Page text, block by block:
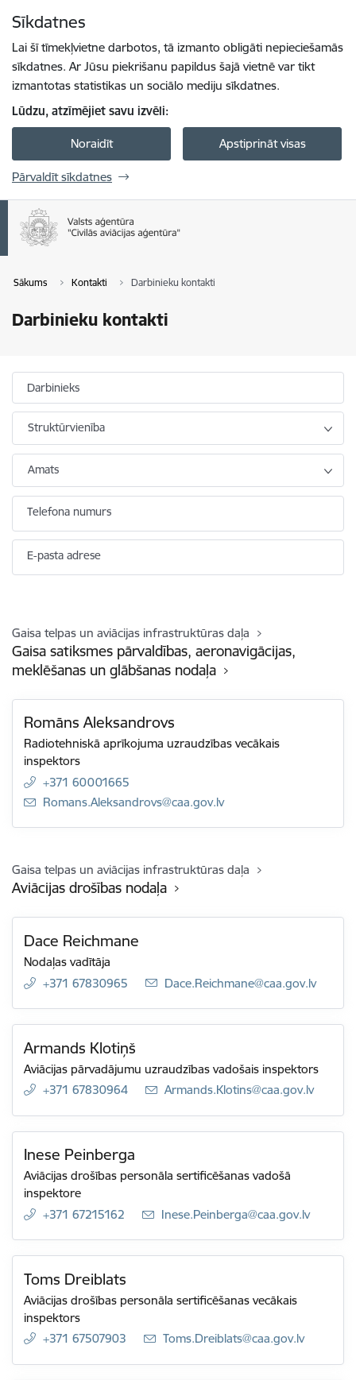
Sīkdatnes
Lai šī tīmekļvietne darbotos, tā izmanto obligāti nepieciešamās
sīkdatnes. Ar Jūsu piekrišanu papildus šajā vietnē var tikt
izmantotas statistikas un sociālo mediju sīkdatnes.
Lūdzu, atzīmējiet savu izvēli:
Noraidīt Apstiprināt visas
Pārvaldīt sīkdatnes
Sākums Kontakti Darbinieku kontakti
Darbinieku kontakti
Darbinieks
Struktūrvienība
Amats
Telefona numurs
E-pasta adrese
Gaisa telpas un aviācijas infrastruktūras daļa
Gaisa satiksmes pārvaldības, aeronavigācijas,
meklēšanas un glābšanas nodaļa
Romāns Aleksandrovs
Radiotehniskā aprīkojuma uzraudzības vecākais
inspektors
+371 60001665
E-pasts:
Romans.Aleksandrovs@caa.gov.lv
Gaisa telpas un aviācijas infrastruktūras daļa
Aviācijas drošības nodaļa
Dace Reichmane
Nodaļas vadītāja
+371 67830965
E-pasts:
Dace.Reichmane@caa.gov.lv
Armands Klotiņš
Aviācijas pārvadājumu uzraudzības vadošais inspektors
+371 67830964
E-pasts:
Armands.Klotins@caa.gov.lv
Inese Peinberga
Aviācijas drošības personāla sertificēšanas vadošā
inspektore
+371 67215162
E-pasts:
Inese.Peinberga@caa.gov.lv
Toms Dreiblats
Aviācijas drošības personāla sertificēšanas vecākais
inspektors
+371 67507903
E-pasts:
Toms.Dreiblats@caa.gov.lv